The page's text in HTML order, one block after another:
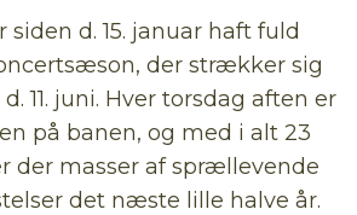
siden d. 15. januar haft fuld
der strækker sig
11. juni. Hver torsdag aften er
på banen, og med i alt 23
der masser af sprællevende
det næste lille halve år.